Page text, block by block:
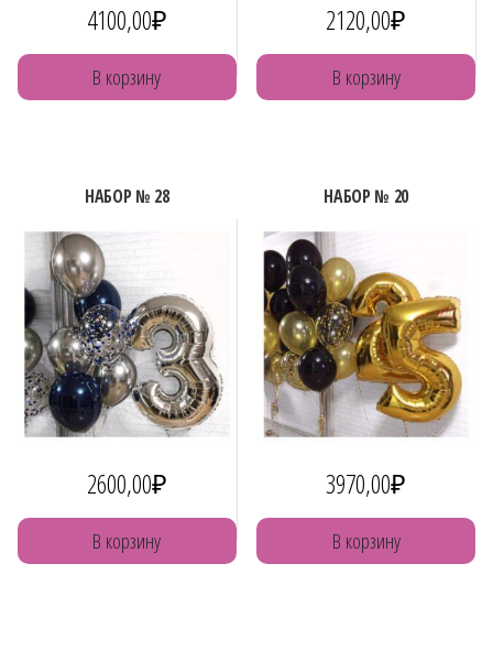
4100,00₽
В корзину
2120,00₽
В корзину
НАБОР № 28
2600,00₽
В корзину
НАБОР № 20
3970,00₽
В корзину